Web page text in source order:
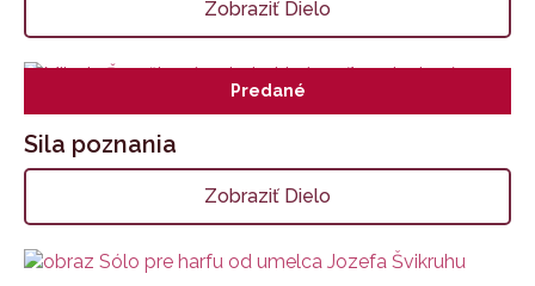
Zobraziť Dielo
Predané
Sila poznania
Zobraziť Dielo